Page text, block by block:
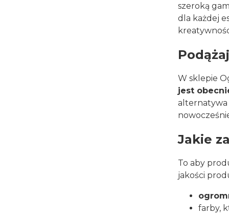
szeroką
dla każdej
W sklepie
jest
Jakie
To aby
jakości
farby,